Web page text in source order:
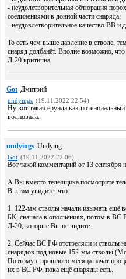
- неудолетворительная обтюрация
соединениями в донной части снаряда;
- неудовлетворительное качество ВВ и
То есть чем выше давление в стволе,
снаряд долбанёт. Вполне возможно,
Д-20 критична.
Got Дмитрий
undyings (19.11.2022 22:54)
Ну вот такая ерунда как
волновала.
undyings Undying
Got (19.11.2022 22:06)
Вот такой комментарий от 13 сентября
А Вы вместо телеящика посмотрите
Вы там увидите, что:
1. 122-мм стволы начали изымать ещё
БК, сначала в ополчениях, потом в ВС
Д-20, которые Вы не видите.
2. Сейчас ВС РФ отстреляли и стволы
снарядов под новые 152-мм стволы
Поэтому с прошлого месяца начат
их в ВС РФ, пока ещё снаряды есть.